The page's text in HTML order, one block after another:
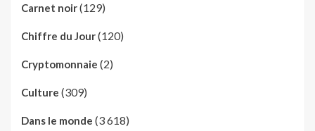
Carnet noir(129)
Chiffre du Jour(120)
Cryptomonnaie (2)
Culture (309)
Dans le monde (3 618)